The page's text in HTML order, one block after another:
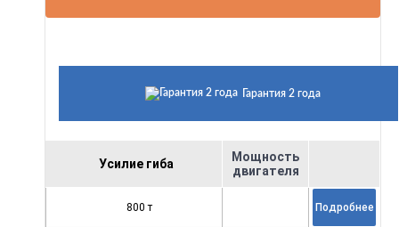
Гарантия 2 года
Усилие гиба
Мощность
двигателя
800 т Подробнее